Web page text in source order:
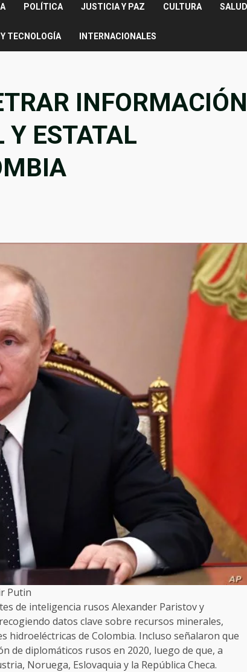
POLÍTICA JUSTICIA Y PAZ CULTURA
TECNOLOGÍA INTERNACIONALES
INFORMACIÓN
Y ESTATAL
Putin
de inteligencia rusos Alexander Paristov y
datos clave sobre recursos minerales,
de Colombia. Incluso señalaron que
de diplomáticos rusos en 2020, luego de que, a
Noruega, Eslovaquia y la República Checa.